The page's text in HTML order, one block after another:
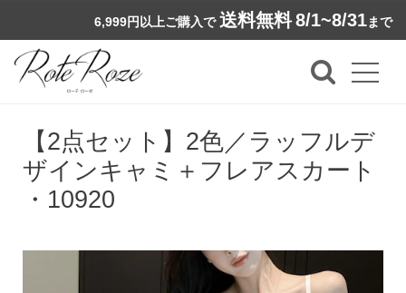
6,999円以上ご購入で 送料無料8/1~8/31まで
【2点セット】2色／ラッフルデ
ザインキャミ＋フレアスカート
・10920